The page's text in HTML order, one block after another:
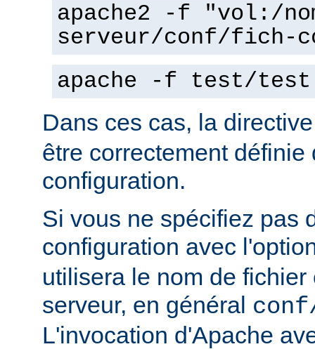
apache2 -f "vol:/
serveur/conf/fich-
apache -f test/
Dans ces cas, la
être correctement
configuration.
Si vous ne spécifiez pas
configuration avec
utilisera le nom de
serveur, en général
L'invocation d'Apache